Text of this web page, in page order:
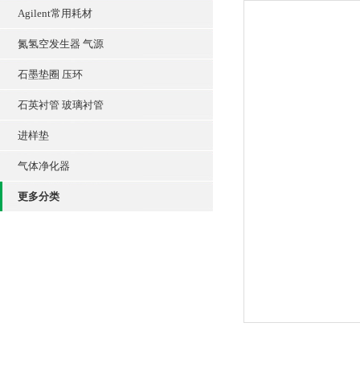
Agilent常用耗材
氮氢空发生器 气源
石墨垫圈 压环
石英衬管 玻璃衬管
进样垫
气体净化器
更多分类